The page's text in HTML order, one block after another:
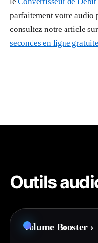
parfaitement votre audio
consultez notre article
secondes en ligne
Outils
Volume Booster ›